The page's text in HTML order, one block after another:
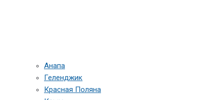
Анапа
Геленджик
Красная Поляна